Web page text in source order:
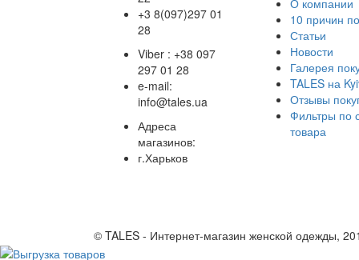
О компании
10 причин
Статьи
Новости
Галерея
TALES на
Отзывы
Фильтры по
товара
+3 8(097)297 01
28
Viber : +38 097
297 01 28
e-mail:
info@tales.ua
Адреса
магазинов:
г.Харьков
© TALES - Интернет-магазин женской одежды,